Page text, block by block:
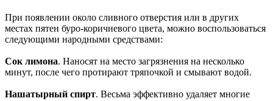
При появлении около сливного отверстия или в других
местах пятен буро-коричневого цвета, можно воспользоваться
следующими народными средствами:
Сок лимона. Наносят на место загрязнения на несколько
минут, после чего протирают тряпочкой и смывают водой.
Нашатырный спирт. Весьма эффективно удаляет многие